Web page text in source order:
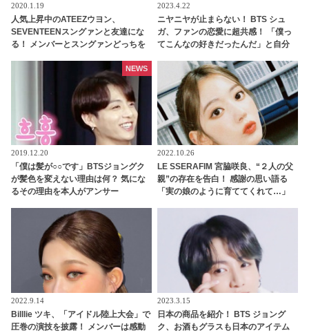
2020.1.19
人気上昇中のATEEZウヨン、
SEVENTEENスングァンと友達にな
る！ メンバーとスングァンどっちを
2023.4.22
ニヤニヤが止まらない！ BTS シュ
ガ、ファンの恋愛に超共感！ 「僕っ
てこんなの好きだったんだ」と自分
ワクワクする様子がかわいすぎる
2019.12.20
「僕は髪が○○です」BTSジョングク
が髪色を変えない理由は何？ 気にな
るその理由を本人がアンサー
NEWS
2022.10.26
LE SSERAFIM 宮脇咲良、“２人の父
親”の存在を告白！ 感謝の思い語る
「実の娘のように育ててくれて…」
ティブな話題にも臆せず堂々とした
姿を見せる彼女に称賛の声
2022.9.14
Billlie ツキ、「アイドル陸上大会」で
圧巻の演技を披露！ メンバーは感動
2023.3.15
日本の商品を紹介！ BTS ジョング
ク、お酒もグラスも日本のアイテム